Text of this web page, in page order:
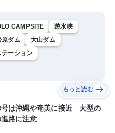
CAMPSITE
遊水峡
原ダム
大山ダム
テーション
もっと読む
号は沖縄や奄美に接近 大型の
路に注意